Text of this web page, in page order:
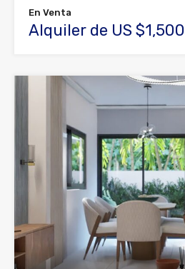
En Venta
Alquiler de US $1,500